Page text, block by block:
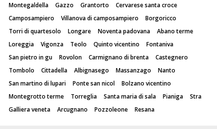
Montegaldella
Gazzo Grantorto
Cervarese santa croce
Camposampiero
Villanova di camposampiero
Borgoricco
Torri di quartesolo
Longare Noventa padovana
Abano terme
Loreggia
Vigonza Teolo Quinto vicentino
Fontaniva
San pietro in gu
Rovolon Carmignano di brenta
Castegnero
Tombolo
Cittadella Albignasego Massanzago
Nanto
San martino di lupari
Ponte san nicol
Bolzano vicentino
Montegrotto terme
Torreglia Santa maria di sala Pianiga
Stra
Galliera veneta
Arcugnano Pozzoleone Resana